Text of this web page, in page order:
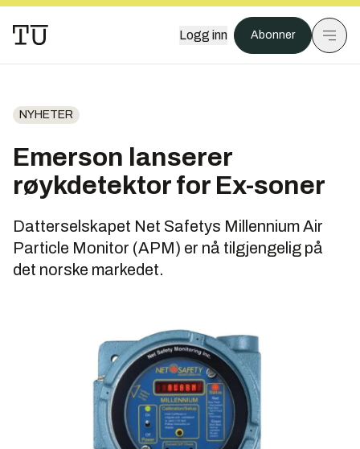
Logg inn Abonner
NYHETER
Emerson lanserer
røykdetektor for Ex-soner
Datterselskapet Net Safetys Millennium Air
Particle Monitor (APM) er nå tilgjengelig på
det norske markedet.